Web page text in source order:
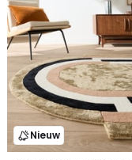
Nieuw